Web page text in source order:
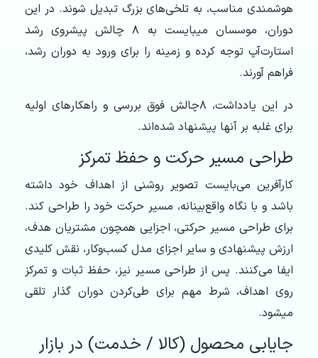
هوشمندی مناسب، به تلخی‏‌های بزرگ تبدیل شوند. در این
دوران، موسسان می‏بایست به ۸ چالش پیش‏روی رشد
استارت‌آپ توجه کرده و زمینه را برای ورود به دوران رشد،
فراهم آورند.
در این یادداشت، ۸چالش فوق بررسی و راهکارهای اولیه
برای غلبه بر آنها پیشنهاد شده‌‏اند.
طراحی مسیر حرکت و حفظ تمرکز
کارآفرین می‌‏بایست تصویر روشنی از اهداف خود داشته
باشد و با نگاه واقع‌‏بینانه، مسیر حرکت خود را طراحی کند.
برای طراحی مسیر حرکتی، اجزایی همچون‌ مشتریان هدف،
ارزش پیشنهادی و سایر اجزای مدل کسب‌و‌کار، نقش کلیدی
ایفا می‏‌کنند. پس از طراحی مسیر نیز، حفظ ثبات و تمرکز
‌روی اهداف، شرط مهم برای طی‌کردن دوران گذار تلقی
می‎‏شود.
جایابی محصول (کالا / خدمت) در بازار